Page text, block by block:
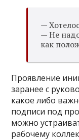
—
— Не
как
Проявление
заранее с
какое либо
подписи под
можно
рабочему